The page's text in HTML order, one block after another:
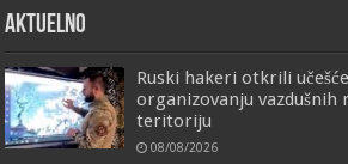
AKTUELNO
Ruski hakeri otkrili
organizovanju vazdušnih
teritoriju
08/08/2026